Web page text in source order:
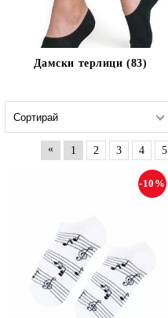
Дамски терлици (83)
« 1 2 3 4 5
-10%